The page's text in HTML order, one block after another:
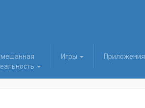
Игры Приложения